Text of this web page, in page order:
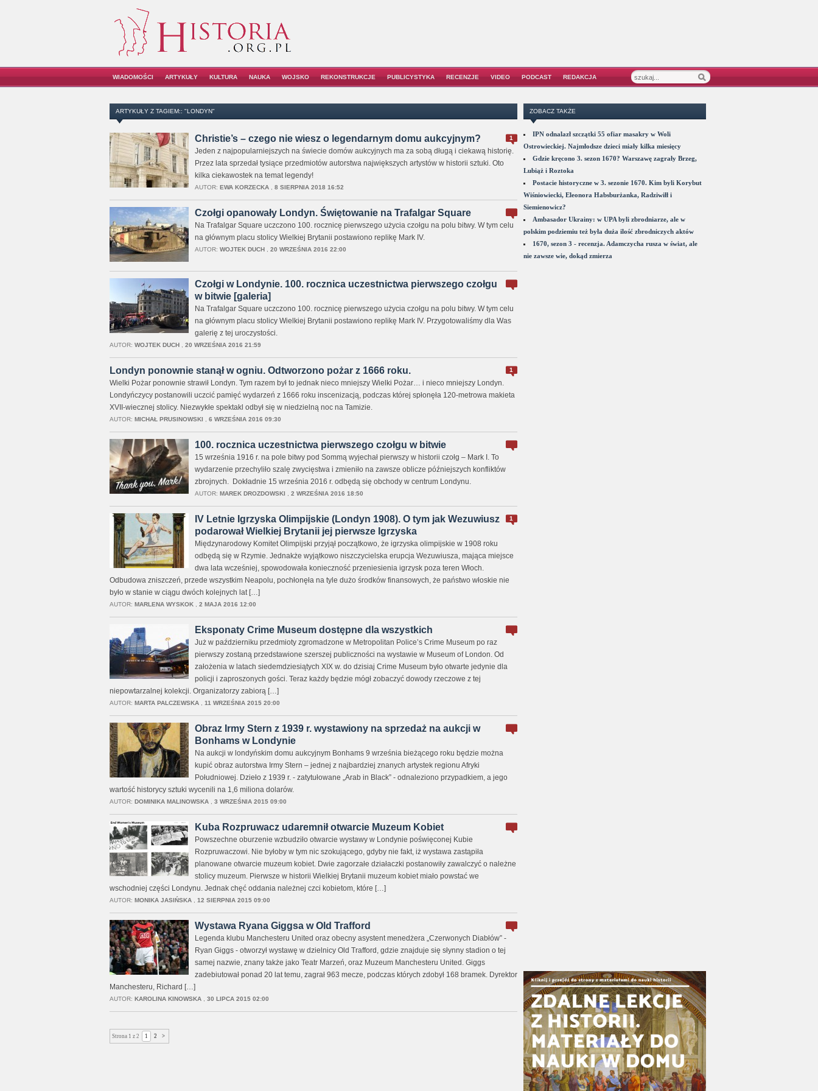
WIADOMOŚCI ARTYKUŁY KULTURA NAUKA WOJSKO REKONSTRUKCJE PUBLICYSTYKA RECENZJE VIDEO PODCAST REDAKCJA
ARTYKUŁY Z TAGIEM:: "LONDYN"
1
Christie’s – czego nie wiesz o legendarnym domu aukcyjnym?
Jeden z najpopularniejszych na świecie domów aukcyjnych ma za sobą długą i ciekawą historię.
Przez lata sprzedał tysiące przedmiotów autorstwa największych artystów w historii sztuki. Oto
kilka ciekawostek na temat legendy!
AUTOR: EWA KORZECKA, 8 SIERPNIA 2018 16:52
Czołgi opanowały Londyn. Świętowanie na Trafalgar Square
Na Trafalgar Square uczczono 100. rocznicę pierwszego użycia czołgu na polu bitwy. W tym celu
na głównym placu stolicy Wielkiej Brytanii postawiono replikę Mark IV.
AUTOR: WOJTEK DUCH, 20 WRZEŚNIA 2016 22:00
Czołgi w Londynie. 100. rocznica uczestnictwa pierwszego czołgu
w bitwie [galeria]
Na Trafalgar Square uczczono 100. rocznicę pierwszego użycia czołgu na polu bitwy. W tym celu
na głównym placu stolicy Wielkiej Brytanii postawiono replikę Mark IV. Przygotowaliśmy dla Was
galerię z tej uroczystości.
AUTOR: WOJTEK DUCH, 20 WRZEŚNIA 2016 21:59
1
Londyn ponownie stanął w ogniu. Odtworzono pożar z 1666 roku.
Wielki Pożar ponownie strawił Londyn. Tym razem był to jednak nieco mniejszy Wielki Pożar… i nieco mniejszy Londyn.
Londyńczycy postanowili uczcić pamięć wydarzeń z 1666 roku inscenizacją, podczas której spłonęła 120-metrowa makieta
XVII-wiecznej stolicy. Niezwykłe spektakl odbył się w niedzielną noc na Tamizie.
AUTOR: MICHAŁ PRUSINOWSKI 6 WRZEŚNIA 2016 09:30
100. rocznica uczestnictwa pierwszego czołgu w bitwie
15 września 1916 r. na pole bitwy pod Sommą wyjechał pierwszy w historii czołg – Mark I. To
wydarzenie przechyliło szalę zwycięstwa i zmieniło na zawsze oblicze późniejszych konfliktów
zbrojnych. Dokładnie 15 września 2016 r. odbędą się obchody w centrum Londynu.
AUTOR: MAREK DROZDOWSKI 2 WRZEŚNIA 2016 18:50
1
IV Letnie Igrzyska Olimpijskie (Londyn 1908). O tym jak Wezuwiusz
podarował Wielkiej Brytanii jej pierwsze Igrzyska
Międzynarodowy Komitet Olimpijski przyjął początkowo, że igrzyska olimpijskie w 1908 roku
odbędą się w Rzymie. Jednakże wyjątkowo niszczycielska erupcja Wezuwiusza, mająca miejsce
dwa lata wcześniej, spowodowała konieczność przeniesienia igrzysk poza teren Włoch.
Odbudowa zniszczeń, przede wszystkim Neapolu, pochłonęła na tyle dużo środków finansowych, że państwo włoskie nie
było w stanie w ciągu dwóch kolejnych lat […]
AUTOR: MARLENA WYSKOK, 2 MAJA 2016 12:00
Eksponaty Crime Museum dostępne dla wszystkich
Już w październiku przedmioty zgromadzone w Metropolitan Police’s Crime Museum po raz
pierwszy zostaną przedstawione szerszej publiczności na wystawie w Museum of London. Od
założenia w latach siedemdziesiątych XIX w. do dzisiaj Crime Museum było otwarte jedynie dla
policji i zaproszonych gości. Teraz każdy będzie mógł zobaczyć dowody rzeczowe z tej
niepowtarzalnej kolekcji. Organizatorzy zabiorą […]
AUTOR: MARTA PALCZEWSKA, 11 WRZEŚNIA 2015 20:00
Obraz Irmy Stern z 1939 r. wystawiony na sprzedaż na aukcji w
Bonhams w Londynie
Na aukcji w londyńskim domu aukcyjnym Bonhams 9 września bieżącego roku będzie można
kupić obraz autorstwa Irmy Stern – jednej z najbardziej znanych artystek regionu Afryki
Południowej. Dzieło z 1939 r. - zatytułowane „Arab in Black” - odnaleziono przypadkiem, a jego
wartość historycy sztuki wycenili na 1,6 miliona dolarów.
AUTOR: DOMINIKA MALINOWSKA, 3 WRZEŚNIA 2015 09:00
Kuba Rozpruwacz udaremnił otwarcie Muzeum Kobiet
Powszechne oburzenie wzbudziło otwarcie wystawy w Londynie poświęconej Kubie
Rozpruwaczowi. Nie byłoby w tym nic szokującego, gdyby nie fakt, iż wystawa zastąpiła
planowane otwarcie muzeum kobiet. Dwie zagorzałe działaczki postanowiły zawalczyć o należne
stolicy muzeum. Pierwsze w historii Wielkiej Brytanii muzeum kobiet miało powstać we
wschodniej części Londynu. Jednak chęć oddania należnej czci kobietom, które […]
AUTOR: MONIKA JASIŃSKA, 12 SIERPNIA 2015 09:00
Wystawa Ryana Giggsa w Old Trafford
Legenda klubu Manchesteru United oraz obecny asystent menedżera „Czerwonych Diabłów” -
Ryan Giggs - otworzył wystawę w dzielnicy Old Trafford, gdzie znajduje się słynny stadion o tej
samej nazwie, znany także jako Teatr Marzeń, oraz Muzeum Manchesteru United. Giggs
zadebiutował ponad 20 lat temu, zagrał 963 mecze, podczas których zdobył 168 bramek. Dyrektor
Manchesteru, Richard […]
AUTOR: KAROLINA KINOWSKA, 30 LIPCA 2015 02:00
Strona 1 z 2 1 2 >
ZOBACZ TAKŻE
IPN odnalazł szczątki 55 ofiar masakry w Woli
Ostrowieckiej. Najmłodsze dzieci miały kilka miesięcy
Gdzie kręcono 3. sezon 1670? Warszawę zagrały Brzeg,
Lubiąż i Roztoka
Postacie historyczne w 3. sezonie 1670. Kim byli Korybut
Wiśniowiecki, Eleonora Habsburżanka, Radziwiłł i
Siemienowicz?
Ambasador Ukrainy: w UPA byli zbrodniarze, ale w
polskim podziemiu też była duża ilość zbrodniczych aktów
1670, sezon 3 - recenzja. Adamczycha rusza w świat, ale
nie zawsze wie, dokąd zmierza